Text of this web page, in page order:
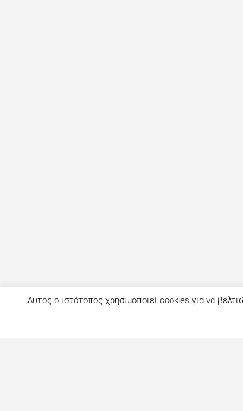
Αυτός ο ιστότοπος χρησιμοποιεί cookies για να